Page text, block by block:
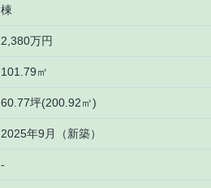
棟
2,380万円
101.79㎡
60.77坪(200.92㎡)
2025年9月（新築）
-